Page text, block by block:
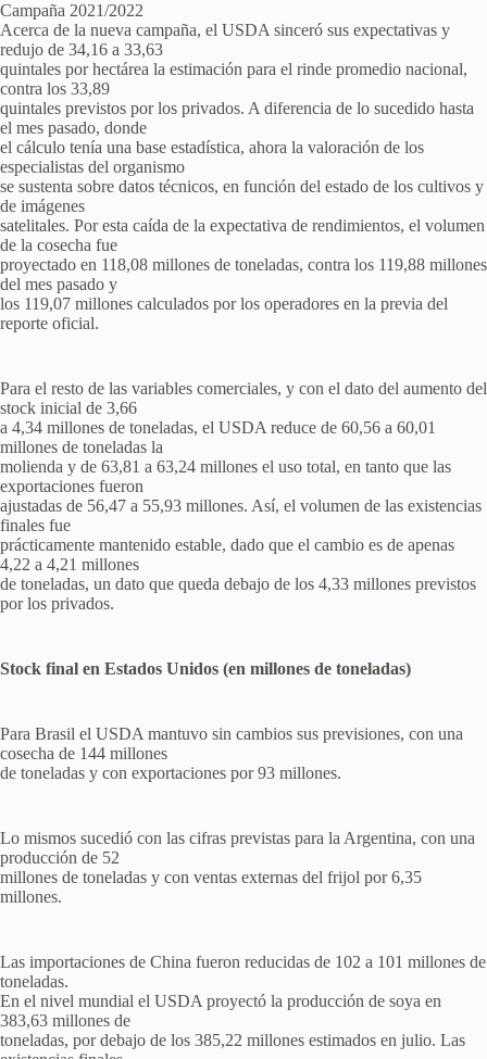
Campaña 2021/2022
Acerca de la nueva campaña, el USDA sinceró sus expectativas y
redujo de 34,16 a 33,63
quintales por hectárea la estimación para el rinde promedio nacional,
contra los 33,89
quintales previstos por los privados. A diferencia de lo sucedido hasta
el mes pasado, donde
el cálculo tenía una base estadística, ahora la valoración de los
especialistas del organismo
se sustenta sobre datos técnicos, en función del estado de los cultivos y
de imágenes
satelitales. Por esta caída de la expectativa de rendimientos, el volumen
de la cosecha fue
proyectado en 118,08 millones de toneladas, contra los 119,88 millones
del mes pasado y
los 119,07 millones calculados por los operadores en la previa del
reporte oficial.
Para el resto de las variables comerciales, y con el dato del aumento del
stock inicial de 3,66
a 4,34 millones de toneladas, el USDA reduce de 60,56 a 60,01
millones de toneladas la
molienda y de 63,81 a 63,24 millones el uso total, en tanto que las
exportaciones fueron
ajustadas de 56,47 a 55,93 millones. Así, el volumen de las existencias
finales fue
prácticamente mantenido estable, dado que el cambio es de apenas
4,22 a 4,21 millones
de toneladas, un dato que queda debajo de los 4,33 millones previstos
por los privados.
Stock final en Estados Unidos (en millones de toneladas)
Para Brasil el USDA mantuvo sin cambios sus previsiones, con una
cosecha de 144 millones
de toneladas y con exportaciones por 93 millones.
Lo mismos sucedió con las cifras previstas para la Argentina, con una
producción de 52
millones de toneladas y con ventas externas del frijol por 6,35
millones.
Las importaciones de China fueron reducidas de 102 a 101 millones de
toneladas.
En el nivel mundial el USDA proyectó la producción de soya en
383,63 millones de
toneladas, por debajo de los 385,22 millones estimados en julio. Las